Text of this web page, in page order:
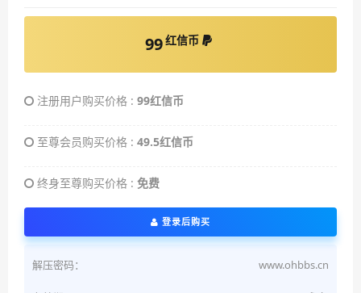
99红信币
注册用户购买价格 : 99红信币
至尊会员购买价格 : 49.5红信币
终身至尊购买价格 : 免费
登录后购买
解压密码： www.ohbbs.cn